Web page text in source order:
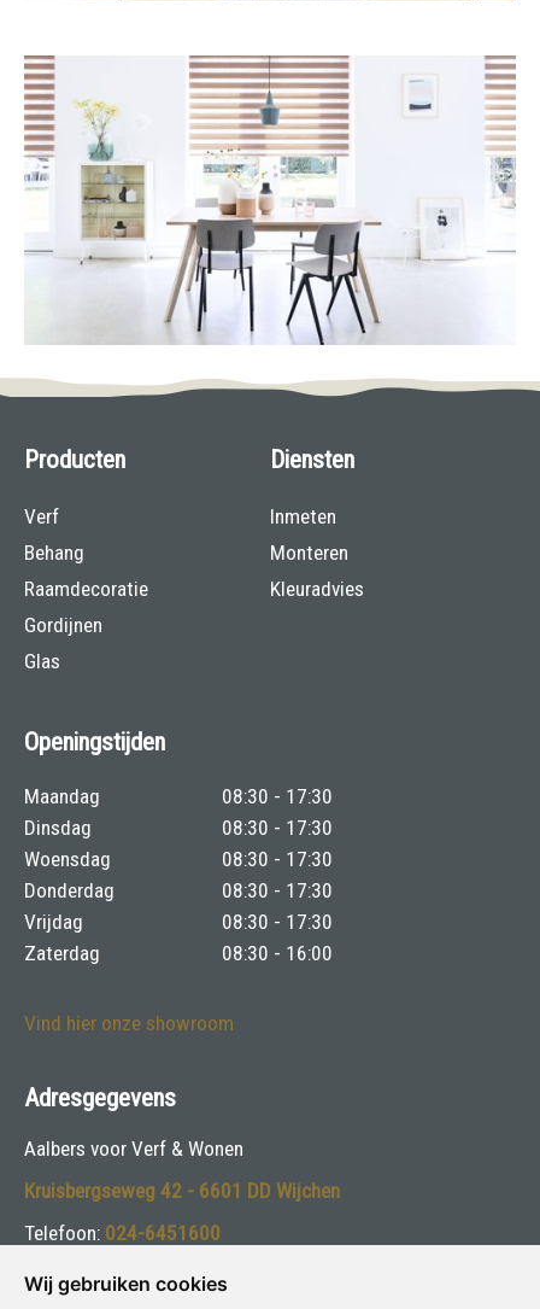
Wij gebruiken cookies
Producten
Verf
Behang
Raamdecoratie
Gordijnen
Glas
Diensten
Inmeten
Monteren
Kleuradvies
Openingstijden
Maandag
08:30 - 17:30
Dinsdag
08:30 - 17:30
Woensdag
08:30 - 17:30
Donderdag
08:30 - 17:30
Vrijdag
08:30 - 17:30
Zaterdag
08:30 - 16:00
Vind hier onze showroom
Adresgegevens
Aalbers voor Verf & Wonen
Kruisbergseweg 42 - 6601 DD Wijchen
Telefoon: 024-6451600
E-mail:info@aalbersspeciaalzaak.nl